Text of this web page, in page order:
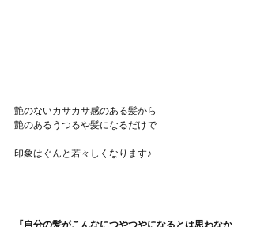
艶のないカサカサ感のある髪から
艶のあるうつるや髪になるだけで
印象はぐんと若々しくなります♪
『自分の髪がこんなにつやつやになるとは思わなか